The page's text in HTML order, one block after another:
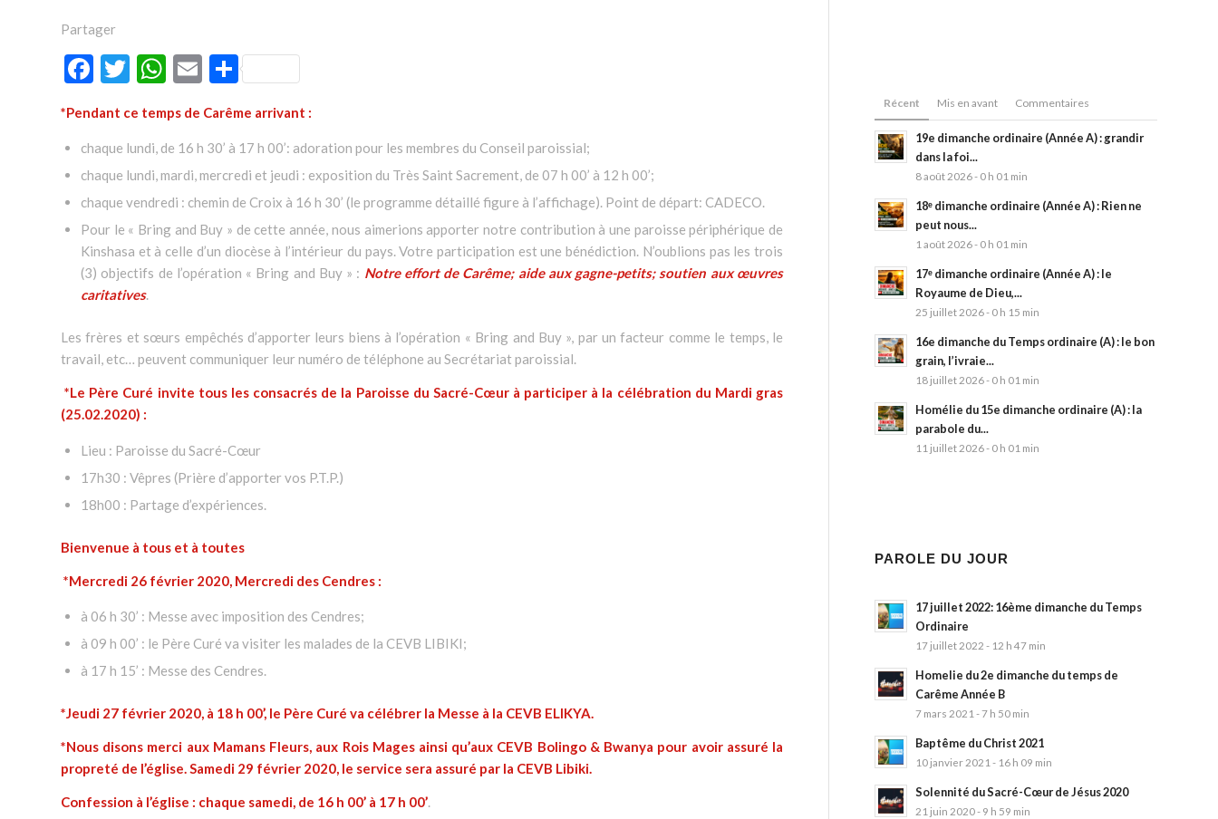
Partager
Facebook
Twitter
WhatsApp
EmailPartager
*Pendant ce temps de Carême arrivant :
chaque lundi, de 16 h 30’ à 17 h 00’: adoration pour les membres du Conseil paroissial;
chaque lundi, mardi, mercredi et jeudi : exposition du Très Saint Sacrement, de 07 h 00’ à 12 h 00’;
chaque vendredi : chemin de Croix à 16 h 30’ (le programme détaillé figure à l’affichage). Point de départ: CADECO.
Pour le « Bring and Buy » de cette année, nous aimerions apporter notre contribution à une paroisse périphérique de
Kinshasa et à celle d’un diocèse à l’intérieur du pays. Votre participation est une bénédiction. N’oublions pas les trois
(3) objectifs de l’opération « Bring and Buy » : Notre effort de Carême; aide aux gagne-petits; soutien aux œuvres
caritatives.
Les frères et sœurs empêchés d’apporter leurs biens à l’opération « Bring and Buy », par un facteur comme le temps, le
travail, etc… peuvent communiquer leur numéro de téléphone au Secrétariat paroissial.
*Le Père Curé invite tous les consacrés de la Paroisse du Sacré-Cœur à participer à la célébration du Mardi gras
(25.02.2020) :
Lieu : Paroisse du Sacré-Cœur
17h30 : Vêpres (Prière d’apporter vos P.T.P.)
18h00 : Partage d’expériences.
Bienvenue à tous et à toutes
*Mercredi 26 février 2020, Mercredi des Cendres :
à 06 h 30’ : Messe avec imposition des Cendres;
à 09 h 00’ : le Père Curé va visiter les malades de la CEVB LIBIKI;
à 17 h 15’ : Messe des Cendres.
*Jeudi 27 février 2020, à 18 h 00’, le Père Curé va célébrer la Messe à la CEVB ELIKYA.
*Nous disons merci aux Mamans Fleurs, aux Rois Mages ainsi qu’aux CEVB Bolingo & Bwanya pour avoir assuré la
propreté de l’église. Samedi 29 février 2020, le service sera assuré par la CEVB Libiki.
Confession à l’église : chaque samedi, de 16 h 00’ à 17 h 00’.
Récent Mis en avant Commentaires
19e dimanche ordinaire (Année A) : grandir
dans la foi...
8 août 2026 - 0 h 01 min
18ᵉ dimanche ordinaire (Année A) : Rien ne
peut nous...
1 août 2026 - 0 h 01 min
17ᵉ dimanche ordinaire (Année A) : le
Royaume de Dieu,...
25 juillet 2026 - 0 h 15 min
16e dimanche du Temps ordinaire (A) : le bon
grain, l’ivraie...
18 juillet 2026 - 0 h 01 min
Homélie du 15e dimanche ordinaire (A) : la
parabole du...
11 juillet 2026 - 0 h 01 min
PAROLE DU JOUR
17 juillet 2022: 16ème dimanche du Temps
Ordinaire
17 juillet 2022 - 12 h 47 min
Homelie du 2e dimanche du temps de
Carême Année B
7 mars 2021 - 7 h 50 min
Baptême du Christ 2021
10 janvier 2021 - 16 h 09 min
Solennité du Sacré-Cœur de Jésus 2020
21 juin 2020 - 9 h 59 min